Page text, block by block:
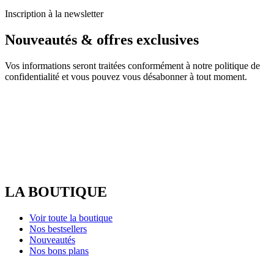
Inscription à la newsletter
Nouveautés & offres exclusives
Vos informations seront traitées conformément à notre politique de
confidentialité et vous pouvez vous désabonner à tout moment.
LA BOUTIQUE
Voir toute la boutique
Nos bestsellers
Nouveautés
Nos bons plans